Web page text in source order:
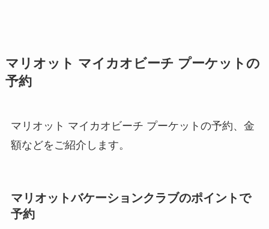
マリオット マイカオビーチ プーケットの
予約
マリオット マイカオビーチ プーケットの予約、金
額などをご紹介します。
マリオットバケーションクラブのポイントで
予約